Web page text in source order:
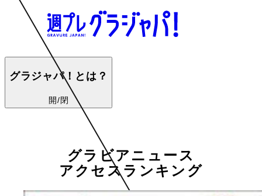
グラジャパ！とは？
開/閉
グラビアニュース
アクセスランキング